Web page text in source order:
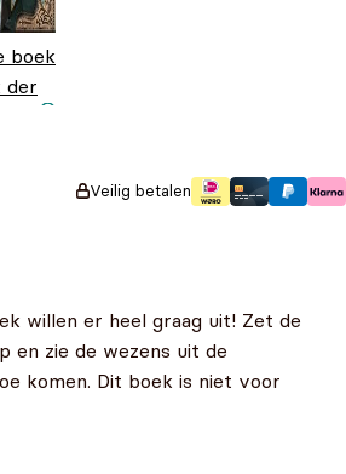
boek
der
Veilig betalen
willen er heel graag uit! Zet de
en zie de wezens uit de
komen. Dit boek is niet voor